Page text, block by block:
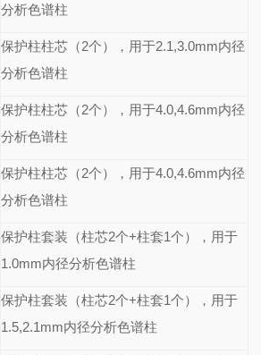
分析色谱柱
保护柱柱芯（2个），用于2.1,3.0mm内径
分析色谱柱
保护柱柱芯（2个），用于4.0,4.6mm内径
分析色谱柱
保护柱柱芯（2个），用于4.0,4.6mm内径
分析色谱柱
保护柱套装（柱芯2个+柱套1个），用于
1.0mm内径分析色谱柱
保护柱套装（柱芯2个+柱套1个），用于
1.5,2.1mm内径分析色谱柱